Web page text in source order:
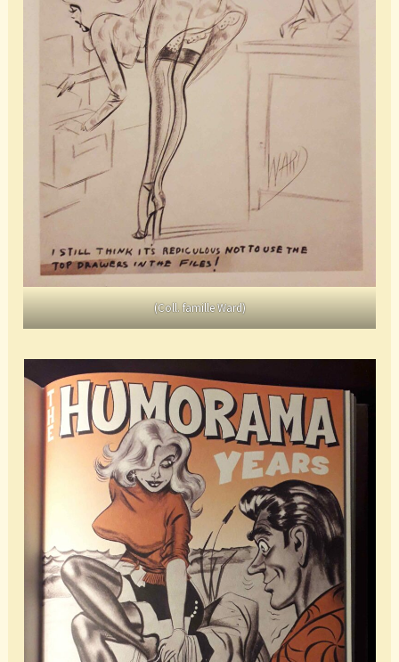
(Coll. famille Ward)